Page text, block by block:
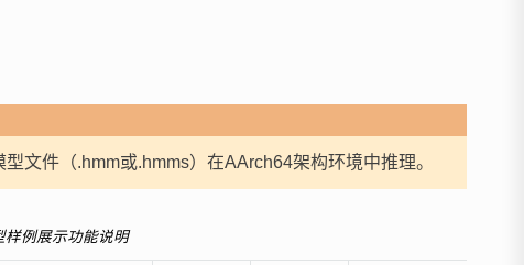
文件（.hmm或.hmms）在AArch64架构环境中推理。
例展示功能说明